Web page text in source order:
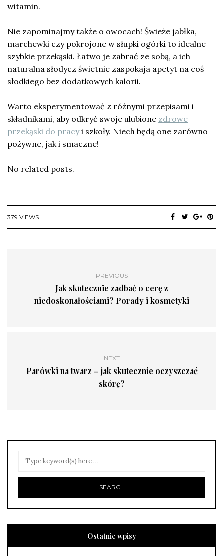
witamin.
Nie zapominajmy także o owocach! Świeże jabłka,
marchewki czy pokrojone w słupki ogórki to idealne
szybkie przekąski. Łatwo je zabrać ze sobą, a ich
naturalna słodycz świetnie zaspokaja apetyt na coś
słodkiego bez dodatkowych kalorii.
Warto eksperymentować z różnymi przepisami i
składnikami, aby odkryć swoje ulubione zdrowe
przekąski do pracyi szkoły. Niech będą one zarówno
pożywne, jak i smaczne!
No related posts.
379 VIEWS
PREVIOUS
Jak skutecznie zadbać o cerę z
niedoskonałościami? Porady i kosmetyki
NEXT
Parówki na twarz – jak skutecznie oczyszczać
skórę?
Ostatnie wpisy